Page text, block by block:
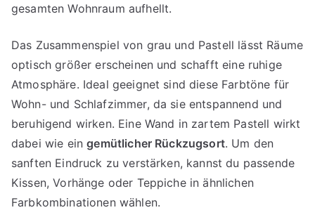
gesamten Wohnraum aufhellt.
Das Zusammenspiel von grau und Pastell lässt Räume
optisch größer erscheinen und schafft eine ruhige
Atmosphäre. Ideal geeignet sind diese Farbtöne für
Wohn- und Schlafzimmer, da sie entspannend und
beruhigend wirken. Eine Wand in zartem Pastell wirkt
dabei wie eingemütlicher Rückzugsort. Um den
sanften Eindruck zu verstärken, kannst du passende
Kissen, Vorhänge oder Teppiche in ähnlichen
Farbkombinationen wählen.